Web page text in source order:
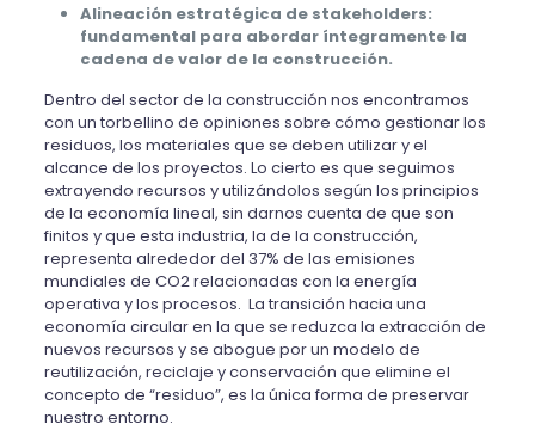
Alineación estratégica de stakeholders:
fundamental para abordar íntegramente la
cadena de valor de la construcción.
Dentro del sector de la construcción nos encontramos
con un torbellino de opiniones sobre cómo gestionar los
residuos, los materiales que se deben utilizar yel
alcance de los proyectos. Lo cierto es que seguimos
extrayendo recursos y utilizándolos según los principios
de la economía lineal, sin darnos cuenta de que son
finitos y que esta industria, la de la construcción,
representa alrededor del 37% de las emisiones
mundiales de CO2 relacionadas con la energía
operativa y los procesos. La transición hacia una
economía circular en la que se reduzca la extracción de
nuevos recursos y se abogue por un modelo de
reutilización, reciclaje y conservación que elimine el
concepto de “residuo”, es la única forma de preservar
nuestro entorno.